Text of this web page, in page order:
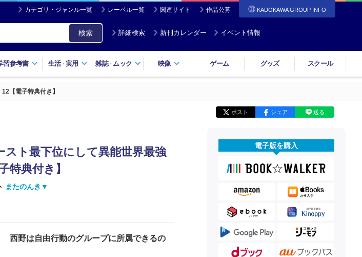
カテゴリ・ジャンル一覧 レーベル一覧 関連サイト 作品公募 KADOKAWA GROUP INFO
検索 詳細検索 新刊カレンダー イベント情報
習参考書 生活・実用 雑誌・ ムック 映像 ゲーム グッズ スクール
【電子特典付き】
ポスト シェア 送る
ト最下位にして異能世界最強
特典付き】
またのんき▼
西野は自由行動のグループに所属できるの
電子版を購入